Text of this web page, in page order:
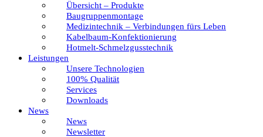
Übersicht – Produkte
Baugruppenmontage
Medizintechnik – Verbindungen fürs Leben
Kabelbaum-Konfektionierung
Hotmelt-Schmelzgusstechnik
Leistungen
Unsere Technologien
100% Qualität
Services
Downloads
News
News
Newsletter